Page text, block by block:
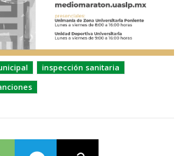
inspección sanitaria